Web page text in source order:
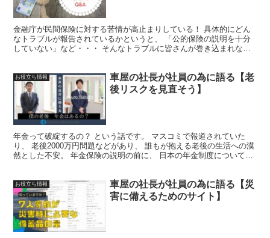
金融庁が民間保険に対する苦情が高止まりしている！ 具体的にどん
なトラブルが報告されているかというと、 「公的保険の説明を十分
していない」など・・・ そんなトラブルに皆さんが巻き込まれない
お役立ち情報
車屋の社長が社員の為に語る【老
後リスクを見直そう】
年金って破綻するの？ という話です。 マスコミで報道されていた
り、 老後2000万円問題などがあり、 誰もが抱える老後の生活への漠
然とした不安。 年金保険の説明の前に、 日本の年金制度について解
お役立ち情報
車屋の社長が社員の為に語る【災
害に備えるためのサイト】